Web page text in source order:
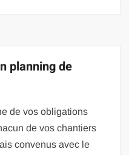
planning de
de vos obligations
de vos chantiers
convenus avec le